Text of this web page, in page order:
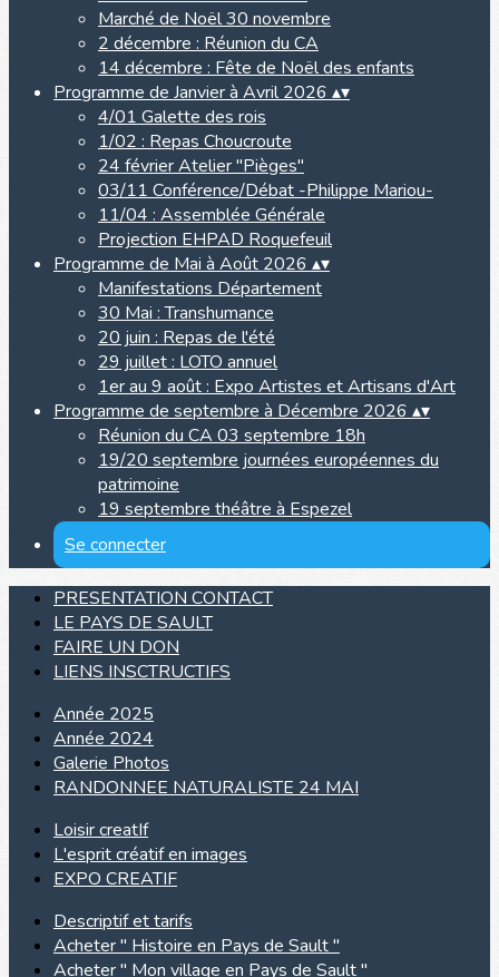
Marché de Noël 30 novembre
2 décembre : Réunion du CA
14 décembre : Fête de Noël des enfants
Programme de Janvier à Avril 2026 ▴▾
4/01 Galette des rois
1/02 : Repas Choucroute
24 février Atelier "Pièges"
03/11 Conférence/Débat -Philippe Mariou-
11/04 : Assemblée Générale
Projection EHPAD Roquefeuil
Programme de Mai à Août 2026 ▴▾
Manifestations Département
30 Mai : Transhumance
20 juin : Repas de l'été
29 juillet : LOTO annuel
1er au 9 août : Expo Artistes et Artisans d'Art
Programme de septembre à Décembre 2026 ▴▾
Réunion du CA 03 septembre 18h
19/20 septembre journées européennes du
patrimoine
19 septembre théâtre à Espezel
Se connecter
PRESENTATION CONTACT
LE PAYS DE SAULT
FAIRE UN DON
LIENS INSCTRUCTIFS
Année 2025
Année 2024
Galerie Photos
RANDONNEE NATURALISTE 24 MAI
Loisir creatIf
L'esprit créatif en images
EXPO CREATIF
Descriptif et tarifs
Acheter " Histoire en Pays de Sault "
Acheter " Mon village en Pays de Sault "